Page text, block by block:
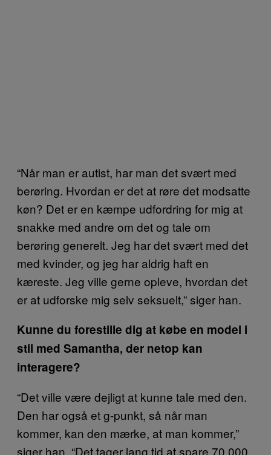
“Når man er autist, har man det svært med
berøring. Hvordan er det at røre det modsatte
køn? Det er en kæmpe udfordring for mig at
snakke med andre om det og tale om
berøring generelt. Jeg har det svært med det
med kvinder, og jeg har aldrig haft en
kæreste. Jeg ville gerne opleve, hvordan det
er at udforske mig selv seksuelt,” siger han.
Kunne du forestille dig at købe en model i
stil med Samantha, der netop kan
interagere?
“Det ville være dejligt at kunne tale med den.
Den har også et g-punkt, så når man
kommer, kan den mærke, at man kommer,”
siger han. “Det tager lang tid at spare 70.000